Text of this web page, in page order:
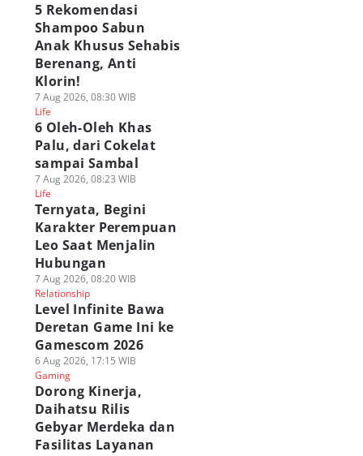
5 Rekomendasi
Shampoo Sabun
Anak Khusus Sehabis
Berenang, Anti
Klorin!
7 Aug 2026, 08:30 WIB
Life
6 Oleh-Oleh Khas
Palu, dari Cokelat
sampai Sambal
7 Aug 2026, 08:23 WIB
Life
Ternyata, Begini
Karakter Perempuan
Leo Saat Menjalin
Hubungan
7 Aug 2026, 08:20 WIB
Relationship
Level Infinite Bawa
Deretan Game Ini ke
Gamescom 2026
6 Aug 2026, 17:15 WIB
Gaming
Dorong Kinerja,
Daihatsu Rilis
Gebyar Merdeka dan
Fasilitas Layanan